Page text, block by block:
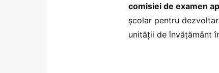
comisiei de examen
şcolar pentru
unității de învățământ